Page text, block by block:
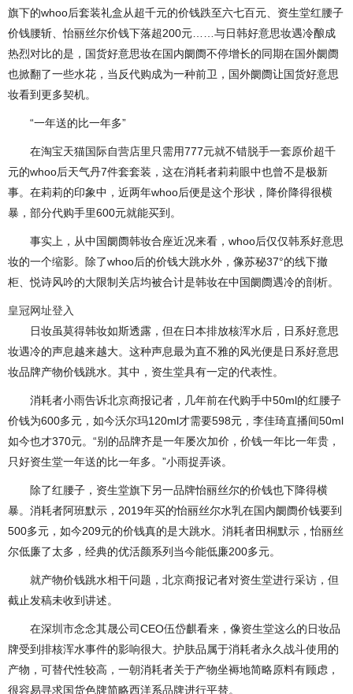
旗下的whoo后套装礼盒从超千元的价钱跌至六七百元、资生堂红腰子
价钱腰斩、怡丽丝尔价钱下落超200元……与日韩好意思妆遇冷酿成
热烈对比的是，国货好意思妆在国内阛阓不停增长的同期在国外阛阓
也掀翻了一些水花，当反代购成为一种前卫，国外阛阓让国货好意思
妆看到更多契机。
“一年送的比一年多”
在淘宝天猫国际自营店里只需用777元就不错脱手一套原价超千
元的whoo后天气丹7件套套装，这在消耗者莉莉眼中也曾不是极新
事。在莉莉的印象中，近两年whoo后便是这个形状，降价降得很横
暴，部分代购手里600元就能买到。
事实上，从中国阛阓韩妆合座近况来看，whoo后仅仅韩系好意思
妆的一个缩影。除了whoo后的价钱大跳水外，像苏秘37°的线下撤
柜、悦诗风吟的大限制关店均被合计是韩妆在中国阛阓遇冷的剖析。
皇冠网址登入
日妆虽莫得韩妆如斯透露，但在日本排放核浑水后，日系好意思
妆遇冷的声息越来越大。这种声息最为直不雅的风光便是日系好意思
妆品牌产物价钱跳水。其中，资生堂具有一定的代表性。
消耗者小雨告诉北京商报记者，几年前在代购手中50ml的红腰子
价钱为600多元，如今沃尔玛120ml才需要598元，李佳琦直播间50ml
如今也才370元。“别的品牌齐是一年屡次加价，价钱一年比一年贵，
只好资生堂一年送的比一年多。”小雨捉弄谈。
除了红腰子，资生堂旗下另一品牌怡丽丝尔的价钱也下降得横
暴。消耗者阿班默示，2019年买的怡丽丝尔水乳在国内阛阓价钱要到
500多元，如今209元的价钱真的是大跳水。消耗者田桐默示，怡丽丝
尔低廉了太多，经典的优活颜系列当今能低廉200多元。
就产物价钱跳水相干问题，北京商报记者对资生堂进行采访，但
截止发稿未收到讲述。
在深圳市念念其晟公司CEO伍岱麒看来，像资生堂这么的日妆品
牌受到排核浑水事件的影响很大。护肤品属于消耗者永久战斗使用的
产物，可替代性较高，一朝消耗者关于产物坐褥地简略原料有顾虑，
很容易寻求国货色牌简略西洋系品牌进行平替。